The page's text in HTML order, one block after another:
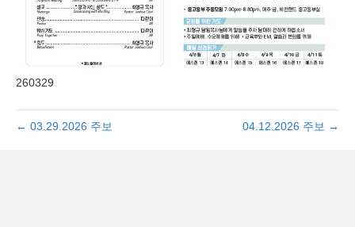
260329
← 03.29.2026 주보 04.12.2026 주보 →